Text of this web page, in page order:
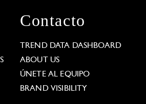
Contacto
TREND DATA DASHBOARD
ABOUT US
ÚNETE AL EQUIPO
BRAND VISIBILITY